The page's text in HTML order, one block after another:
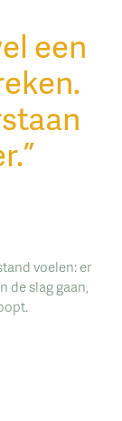
een
voelen: er
de slag gaan,